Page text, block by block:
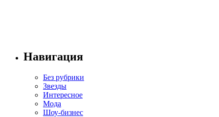
Навигация
Без рубрики
Звезды
Интересное
Мода
Шоу-бизнес